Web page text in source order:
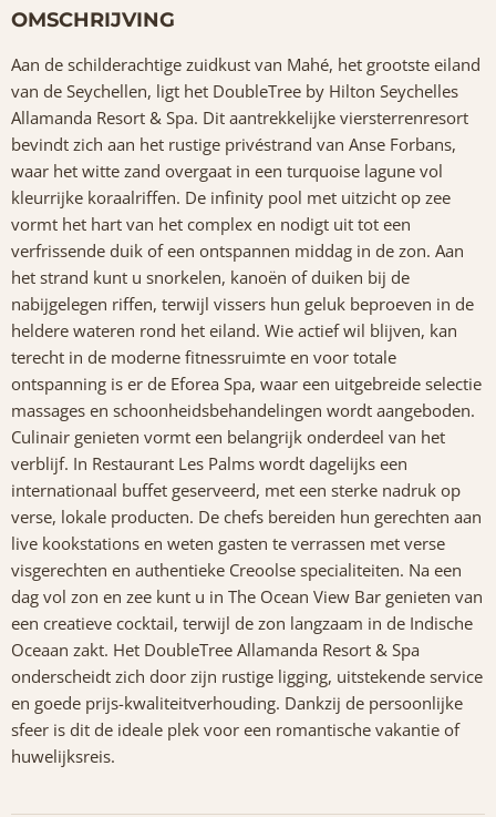
OMSCHRIJVING
Aan de schilderachtige zuidkust van Mahé, het grootste eiland
van de Seychellen, ligt het DoubleTree by Hilton Seychelles
Allamanda Resort & Spa. Dit aantrekkelijke viersterrenresort
bevindt zich aan het rustige privéstrand van Anse Forbans,
waar het witte zand overgaat in een turquoise lagune vol
kleurrijke koraalriffen. De infinity pool met uitzicht op zee
vormt het hart van het complex en nodigt uit tot een
verfrissende duik of een ontspannen middag in de zon. Aan
het strand kunt u snorkelen, kanoën of duiken bij de
nabijgelegen riffen, terwijl vissers hun geluk beproeven in de
heldere wateren rond het eiland. Wie actief wil blijven, kan
terecht in de moderne fitnessruimte en voor totale
ontspanning is er de Eforea Spa, waar een uitgebreide selectie
massages en schoonheidsbehandelingen wordt aangeboden.
Culinair genieten vormt een belangrijk onderdeel van het
verblijf. In Restaurant Les Palms wordt dagelijks een
internationaal buffet geserveerd, met een sterke nadruk op
verse, lokale producten. De chefs bereiden hun gerechten aan
live kookstations en weten gasten te verrassen met verse
visgerechten en authentieke Creoolse specialiteiten. Na een
dag vol zon en zee kunt u in The Ocean View Bar genieten van
een creatieve cocktail, terwijl de zon langzaam in de Indische
Oceaan zakt. Het DoubleTree Allamanda Resort & Spa
onderscheidt zich door zijn rustige ligging, uitstekende service
en goede prijs-kwaliteitverhouding. Dankzij de persoonlijke
sfeer is dit de ideale plek voor een romantische vakantie of
huwelijksreis.